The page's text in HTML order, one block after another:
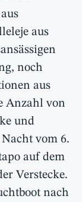
aus
noch
aus
Anzahl von
und
vom 6.
auf dem
Verstecke.
nach